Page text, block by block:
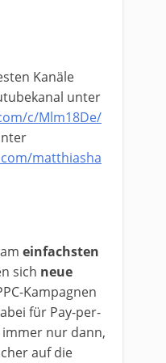
Kanäle
unter
c/Mlm18De/
matthiasha
einfachsten
sich neue
Kampagnen
für Pay-per-
immer nur dann,
auf die